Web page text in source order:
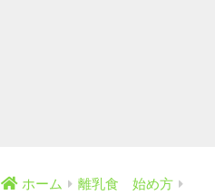
ホーム 離乳食 始め方